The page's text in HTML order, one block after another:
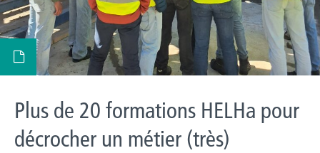
Plus de 20 formations HELHa pour
décrocher un métier (très)